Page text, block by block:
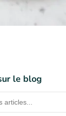
le blog